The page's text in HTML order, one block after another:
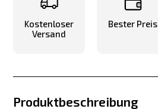
Kostenloser
Versand
Bester Preis
Produktbeschreibung